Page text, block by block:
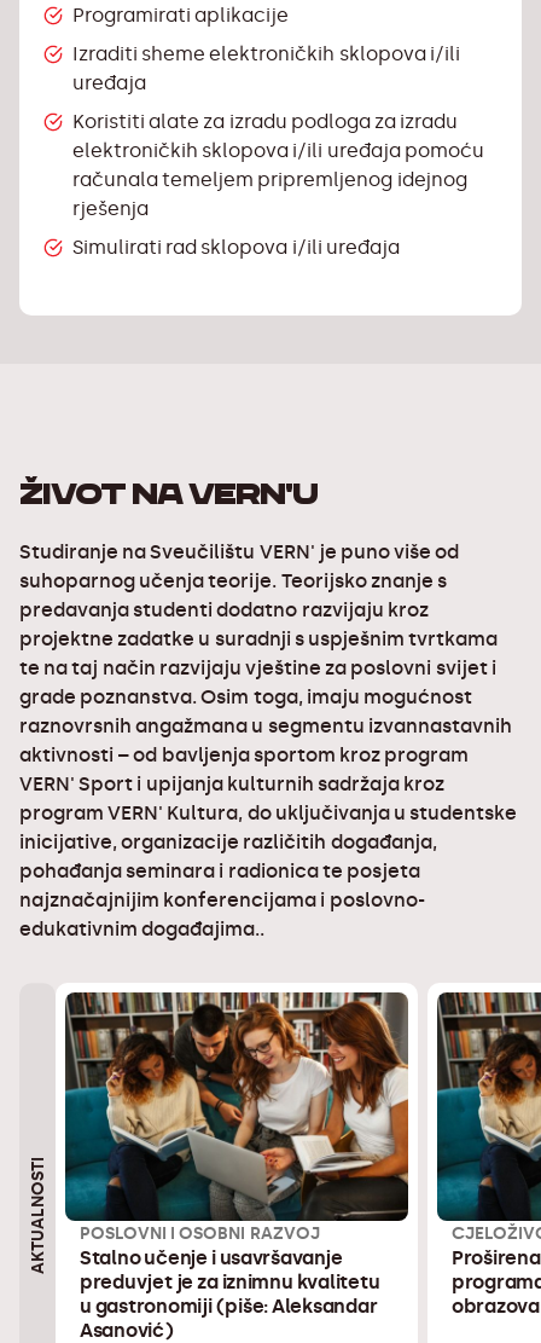
Programirati aplikacije
Izraditi sheme elektroničkih sklopova i/ili
uređaja
Koristiti alate za izradu podloga za izradu
elektroničkih sklopova i/ili uređaja pomoću
računala temeljem pripremljenog idejnog
rješenja
Simulirati rad sklopova i/ili uređaja
ŽIVOT NA VERN'U
Studiranje na Sveučilištu VERN' je puno više od
suhoparnog učenja teorije. Teorijsko znanje s
predavanja studenti dodatno razvijaju kroz
projektne zadatke u suradnji s uspješnim tvrtkama
te na taj način razvijaju vještine za poslovni svijet i
grade poznanstva. Osim toga, imaju mogućnost
raznovrsnih angažmana u segmentu izvannastavnih
aktivnosti – od bavljenja sportom kroz program
VERN' Sport i upijanja kulturnih sadržaja kroz
program VERN' Kultura, do uključivanja u studentske
inicijative, organizacije različitih događanja,
pohađanja seminara i radionica te posjeta
najznačajnijim konferencijama i poslovno-
edukativnim događajima..
AKTUALNOSTI POSLOVNI I OSOBNI RAZVOJ
Stalno učenje i usavršavanje
preduvjet je za iznimnu kvalitetu
u gastronomiji (piše: Aleksandar
Asanović)